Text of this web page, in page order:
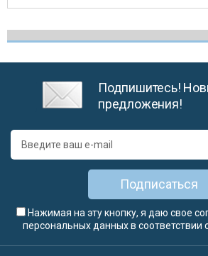
Подпишитесь!
предложения!
Подписаться
Нажимая на эту кнопку, я даю свое
персональных данных в соответствии